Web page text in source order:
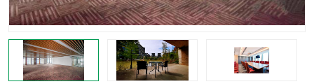
宝安区 西乡
兴东 石岩